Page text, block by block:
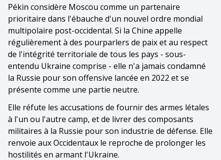
Pékin considère Moscou comme un partenaire
prioritaire dans l'ébauche d'un nouvel ordre mondial
multipolaire post-occidental. Si la Chine appelle
régulièrement à des pourparlers de paix et au respect
de l'intégrité territoriale de tous les pays - sous-
entendu Ukraine comprise - elle n'a jamais condamné
la Russie pour son offensive lancée en 2022 et se
présente comme une partie neutre.
Elle réfute les accusations de fournir des armes létales
à l'un ou l'autre camp, et de livrer des composants
militaires à la Russie pour son industrie de défense. Elle
renvoie aux Occidentaux le reproche de prolonger les
hostilités en armant l'Ukraine.